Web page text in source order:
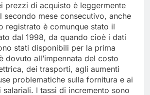
prezzi di acquisto è leggermente
secondo mese consecutivo, anche
registrato è comunque stato il
dal 1998, da quando cioè i dati
stati disponibili per la prima
dovuto all’impennata del costo
dei trasporti, agli aumenti
problematiche sulla fornitura e ai
I tassi di incremento sono